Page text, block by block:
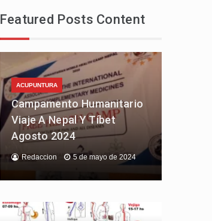
Featured Posts Content
ACUPUNTURA
Campamento Humanitario
Viaje A Nepal Y Tíbet
Agosto 2024
Redaccion 5 de mayo de 2024